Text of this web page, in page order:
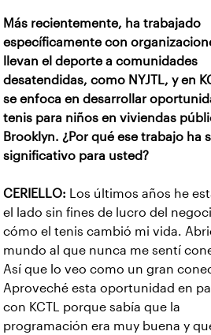
Más recientemente, ha trabajado
específicamente con
llevan el deporte a comunidades
desatendidas, como NYJTL, y en
se enfoca en desarrollar
tenis para niños en viviendas
Brooklyn. ¿Por qué ese trabajo ha
significativo para usted?
CERIELLO: Los últimos años he
el lado sin fines de lucro del
cómo el tenis cambió mi vida.
mundo al que nunca me sentí
Así que lo veo como un gran
Aproveché esta oportunidad en
con KCTL porque sabía que la
programación era muy buena y